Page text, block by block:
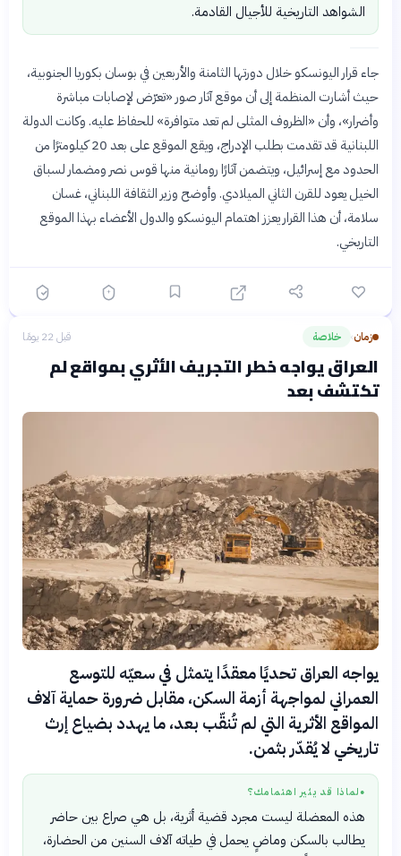
الشواهد التاريخية للأجيال القادمة.
جاء قرار اليونسكو خلال دورتها الثامنة والأربعين في بوسان بكوريا الجنوبية،
حيث أشارت المنظمة إلى أن موقع آثار صور «تعرّض لإصابات مباشرة
وأضرار»، وأن «الظروف المثلى لم تعد متوافرة» للحفاظ عليه. وكانت الدولة
اللبنانية قد تقدمت بطلب الإدراج، ويقع الموقع على بعد 20 كيلومترًا من
الحدود مع إسرائيل، ويتضمن آثارًا رومانية منها قوس نصر ومضمار لسباق
الخيل يعود للقرن الثاني الميلادي. وأوضح وزير الثقافة اللبناني، غسان
سلامة، أن هذا القرار يعزز اهتمام اليونسكو والدول الأعضاء بهذا الموقع
التاريخي.
زمان› خلاصة قبل 22 يومًا
العراق يواجه خطر التجريف الأثري بمواقع لم
تكتشف بعد
يواجه العراق تحديًا معقدًا يتمثل في سعيّه للتوسع
العمراني لمواجهة أزمة السكن، مقابل ضرورة حماية آلاف
المواقع الأثرية التي لم تُنقّب بعد، ما يهدد بضياع إرث
تاريخي لا يُقدّر بثمن.
● لماذا قد يثير اهتمامك؟
هذه المعضلة ليست مجرد قضية أثرية، بل هي صراع بين حاضر
يطالب بالسكن وماضٍ يحمل في طياته آلاف السنين من الحضارة،